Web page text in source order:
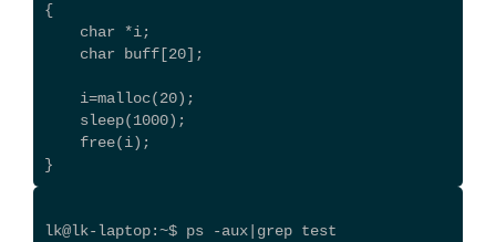
{
char *i;
char buff[20];
i=malloc(20);
sleep(1000);
free(i);
}
lk@lk-laptop:~$ ps -aux|grep test